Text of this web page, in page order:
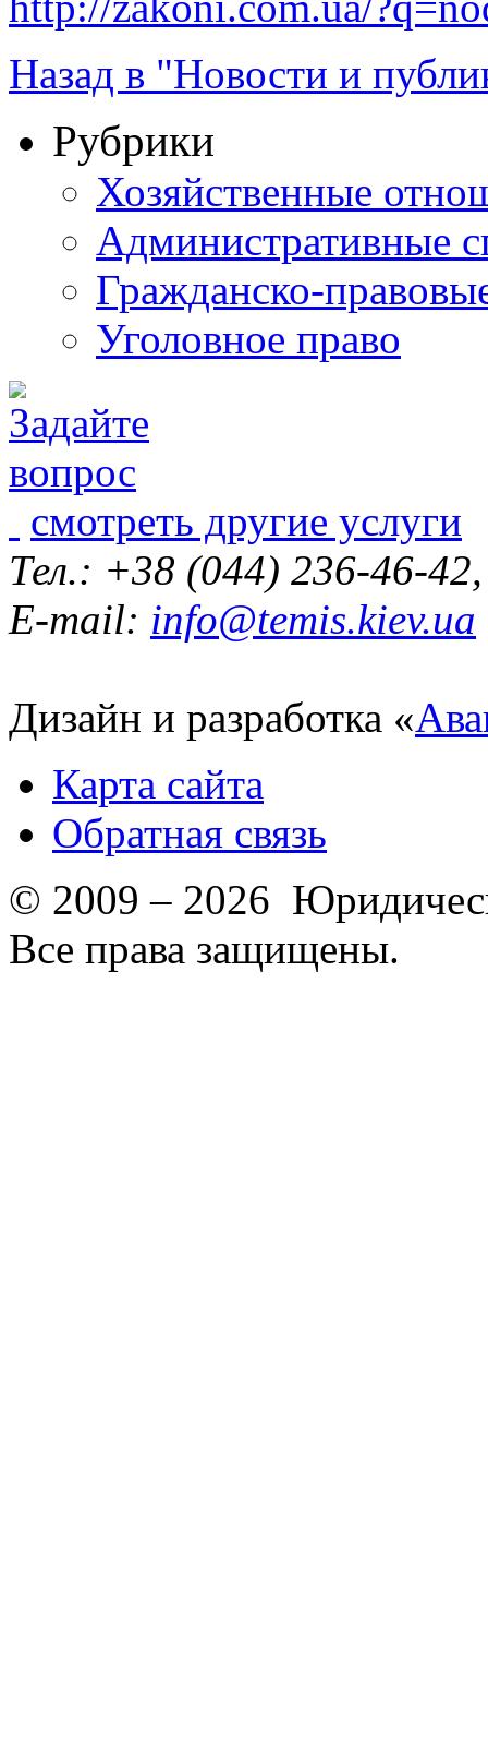
Назад в "Новости и
Рубрики
Хозяйственные
Административные
Гражданско-
Уголовное право
смотреть другие услуги
Тел.: +38 (044) 236-46-
E-mail: info@temis.kiev.ua
Дизайн и разработка «
Карта сайта
Обратная связь
© 2009 – 2026
Все права защищены.